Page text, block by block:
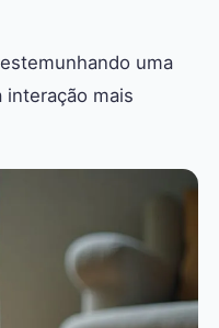
uma
mais